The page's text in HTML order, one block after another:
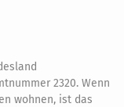
2320. Wenn
wohnen, ist das